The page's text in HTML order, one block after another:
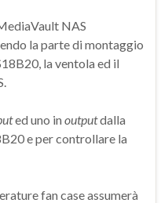
NAS
la parte di montaggio
la ventola ed il
ed uno in outputdalla
e per controllare la
fan case assumerà